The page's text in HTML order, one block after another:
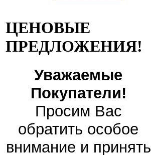
ЦЕНОВЫЕ
ПРЕДЛОЖЕНИЯ!
Уважаемые
Покупатели!
Просим Вас
обратить особое
внимание и принять